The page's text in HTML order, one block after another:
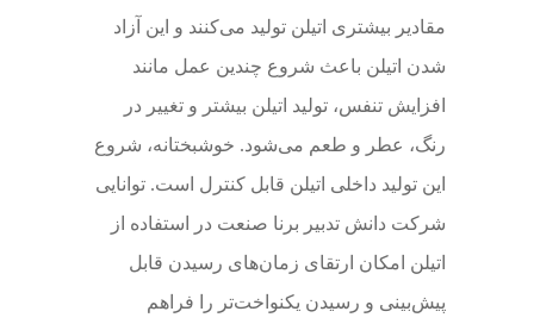
مقادیر بیشتری اتیلن تولید می‌کنند و این آزاد
شدن اتیلن باعث شروع چندین عمل مانند
افزایش تنفس، تولید اتیلن بیشتر و تغییر در
رنگ، عطر و طعم می‌شود. خوشبختانه، شروع
این تولید داخلی اتیلن قابل کنترل است. توانایی
شرکت‌ دانش تدبیر برنا صنعت در استفاده از
اتیلن امکان ارتقای زمان‌های رسیدن قابل
پیش‌بینی و رسیدن یکنواخت‌تر را فراهم